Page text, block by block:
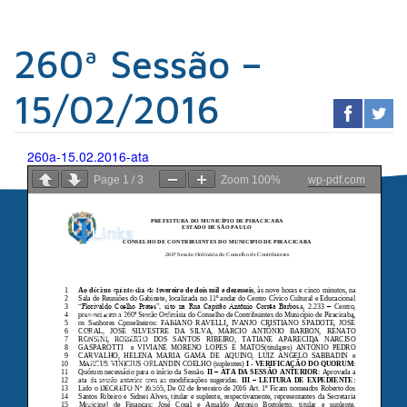
260ª Sessão –
15/02/2016
260a-15.02.2016-ata
Page 1 / 3 Zoom 100% wp-pdf.com
Links
Contabilistas
Prefeitura de
Piracicaba
Portal da
Transparência